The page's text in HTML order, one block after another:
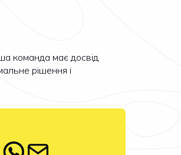
команда має досвід
рішення і